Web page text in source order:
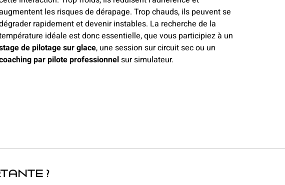
les risques de dérapage. Trop chauds, ils peuvent se
rapidement et devenir instables. La recherche de la
idéale est donc essentielle, que vous participiez à un
de pilotage sur glace, une session sur circuit sec ou un
par pilote professionnelsur simulateur.
?